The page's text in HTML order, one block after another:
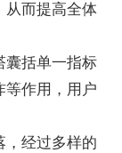
从而提高全体
囊括单一指标
等作用，用户
，经过多样的